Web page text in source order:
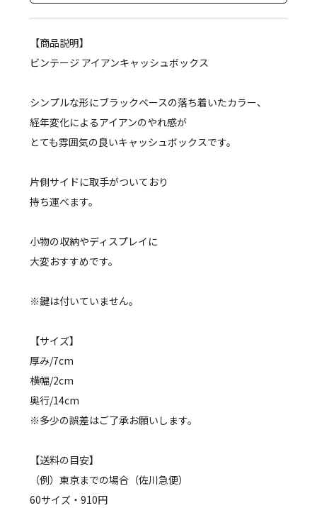
【商品説明】
ビンテージ アイアンキャッシュボックス
シンプルな形にブラックベースの落ち着いたカラー、
経年変化によるアイアンのやれ感が
とても雰囲気の良いキャッシュボックスです。
片側サイドに取手がついており
持ち運べます。
小物の収納やディスプレイに
大変おすすめです。
※鍵は付いていません。
【サイズ】
厚み/7cm
横幅/2cm
奥行/14cm
※多少の誤差はご了承お願いします。
【送料の目安】
（例）東京までの場合（佐川急便）
60サイズ・910円